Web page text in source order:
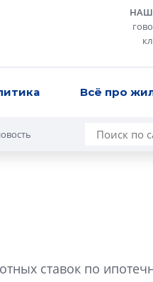
НАШ
Всё про
ставок по